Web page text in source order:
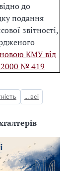
до
подання
звітності,
КМУ від
№ 419
... всі